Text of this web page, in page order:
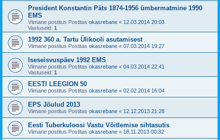
President Konstantin Päts 1874-1956 ümbermatmine 1990
EMS
Viimane postitus Postitas okasrebane « 12.03.2014 20:03
Vastuseid: 1
1992 360 a. Tartu Ülikooli asutamisest
Viimane postitus Postitas okasrebane « 07.03.2014 19:27
Iseseisvuspäev 1992 EMS
Viimane postitus Postitas okasrebane « 04.03.2014 22:41
Vastuseid: 1
EESTI LEEGION 50
Viimane postitus Postitas okasrebane « 02.02.2014 16:04
EPS Jõulud 2013
Viimane postitus Postitas okasrebane « 12.12.2013 21:28
Eesti Tuberkuloosi Vastu Võitlemise sihtasutis
Viimane postitus Postitas okasrebane « 18.11.2013 00:32